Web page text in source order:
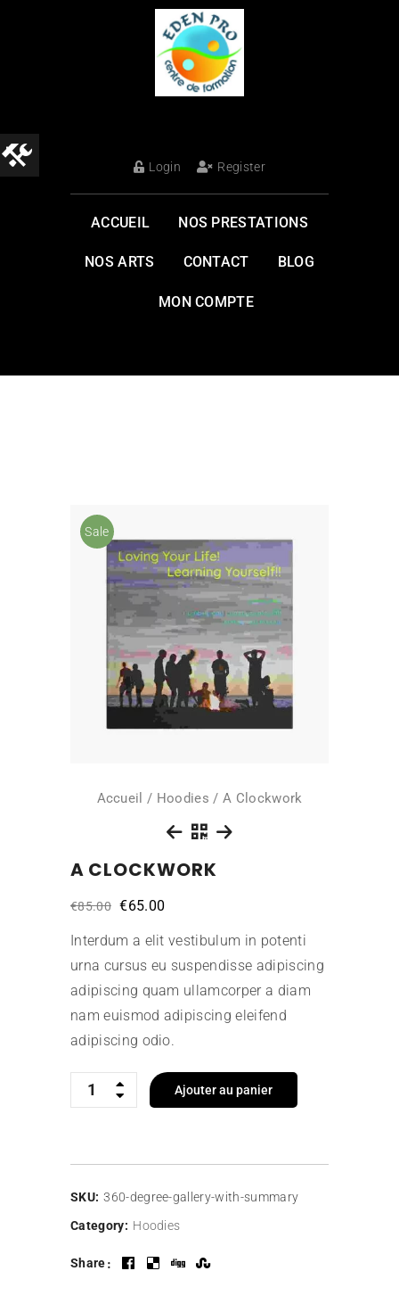
Login Register
ACCUEIL NOS PRESTATIONS
NOS ARTS CONTACT BLOG
MON COMPTE
Sale
Accueil / Hoodies / A Clockwork
A CLOCKWORK
€85.00 Le
initial
€85.00.
€65.00
actuel
€65.00.
Interdum a elit vestibulum in potenti
urna cursus eu suspendisse adipiscing
adipiscing quam ullamcorper a diam
nam euismod adipiscing eleifend
adipiscing odio.
Quantity Ajouter au panier
SKU: 360-degree-gallery-with-summary
Category: Hoodies
Share